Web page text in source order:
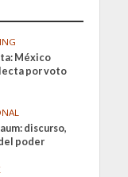
México
por voto
discurso,
poder